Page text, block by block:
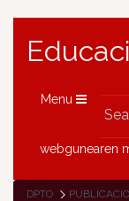
Menu
webgunearen
DPTO